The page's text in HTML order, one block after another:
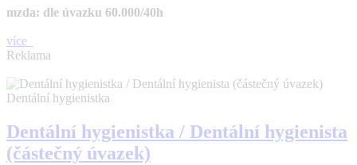
mzda: dle úvazku 60.000/40h
více
Reklama
Dentální hygienistka
Dentální hygienistka / Dentální hygienista
(částečný úvazek)